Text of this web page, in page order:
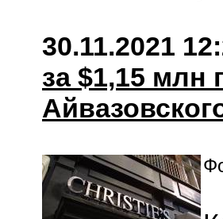
30.11.2021
за $1,15 млн